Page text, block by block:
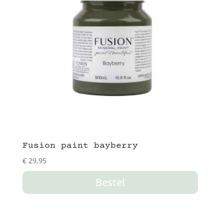
Fusion paint bayberry
€29,95
Bestel